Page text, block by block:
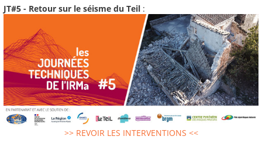
JT#5 - Retour sur le séisme du Teil :
>> REVOIR LES INTERVENTIONS <<